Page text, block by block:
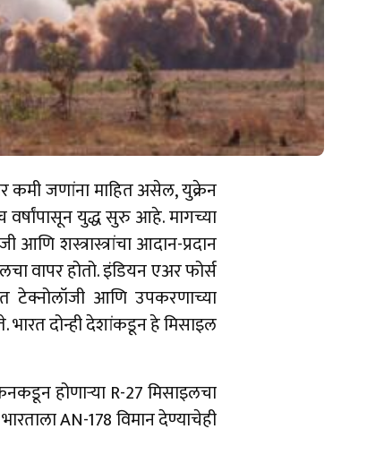
कमी जणांना माहित असेल, युक्रेन
वर्षांपासून युद्ध सुरु आहे. मागच्या
शस्त्रास्त्रांचा आदान-प्रदान
वापर होतो. इंडियन एअर फोर्स
टेक्नोलॉजी आणि उपकरणाच्या
भारत दोन्ही देशांकडून हे मिसाइल
होणाऱ्या R-27 मिसाइलचा
AN-178 विमान देण्याचेही